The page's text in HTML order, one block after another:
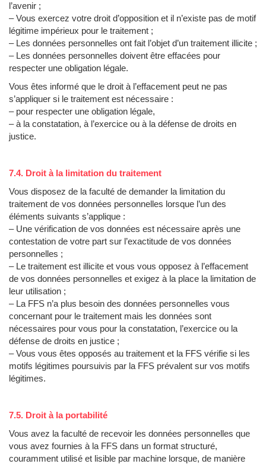
l’avenir ;
– Vous exercez votre droit d’opposition et il n’existe pas de motif
légitime impérieux pour le traitement ;
– Les données personnelles ont fait l’objet d’un traitement illicite ;
– Les données personnelles doivent être effacées pour
respecter une obligation légale.
Vous êtes informé que le droit à l’effacement peut ne pas
s’appliquer si le traitement est nécessaire :
– pour respecter une obligation légale,
– à la constatation, à l’exercice ou à la défense de droits en
justice.
7.4. Droit à la limitation du traitement
Vous disposez de la faculté de demander la limitation du
traitement de vos données personnelles lorsque l’un des
éléments suivants s’applique :
– Une vérification de vos données est nécessaire après une
contestation de votre part sur l’exactitude de vos données
personnelles ;
– Le traitement est illicite et vous vous opposez à l’effacement
de vos données personnelles et exigez à la place la limitation de
leur utilisation ;
– La FFS n’a plus besoin des données personnelles vous
concernant pour le traitement mais les données sont
nécessaires pour vous pour la constatation, l’exercice ou la
défense de droits en justice ;
– Vous vous êtes opposés au traitement et la FFS vérifie si les
motifs légitimes poursuivis par la FFS prévalent sur vos motifs
légitimes.
7.5. Droit à la portabilité
Vous avez la faculté de recevoir les données personnelles que
vous avez fournies à la FFS dans un format structuré,
couramment utilisé et lisible par machine lorsque, de manière